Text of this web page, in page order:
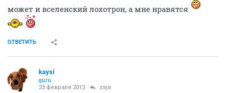
может и вселенский лохотрон, а мне нравятся
ОТВЕТИТЬ
kaysi
guru
23 февраля 2013 zaja